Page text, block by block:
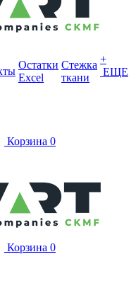
Остатки
Excel
Стежка
ткани
+
ЕЩЕ
Корзина 0
Корзина 0